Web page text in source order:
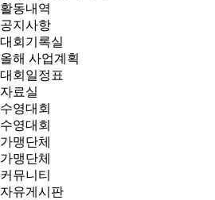
활동내역
공지사항
대회기록실
올해 사업계획
대회일정표
자료실
수영대회
수영대회
가맹단체
가맹단체
커뮤니티
자유게시판